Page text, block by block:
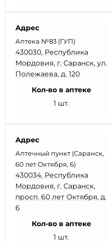
Адрес
Аптека №83 (ГУП)
430030, Республика
Мордовия, г. Саранск, ул.
Полежаева, д. 120
Кол-во в аптеке
1 шт.
Адрес
Аптечный пункт (Саранск,
60 лет Октября, 6)
430034, Республика
Мордовия, г. Саранск,
просп. 60 лет Октября, д.
6
Кол-во в аптеке
1 шт.